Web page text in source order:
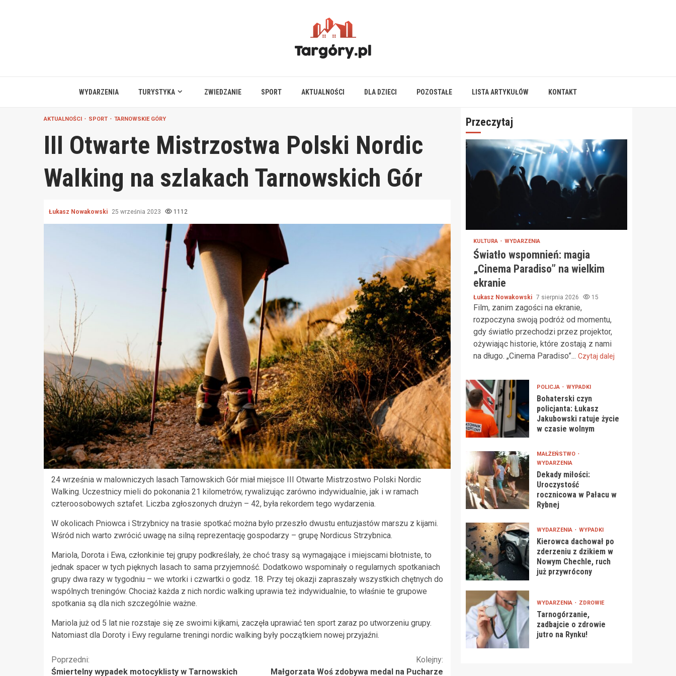
WYDARZENIA TURYSTYKA ZWIEDZANIE SPORT AKTUALNOŚCI DLA DZIECI POZOSTAŁE LISTA ARTYKUŁÓW KONTAKT
AKTUALNOŚCI SPORT TARNOWSKIE GÓRY
III Otwarte Mistrzostwa Polski Nordic
Walking na szlakach Tarnowskich Gór
Łukasz Nowakowski 25 września 2023 1112
24 września w malowniczych lasach Tarnowskich Gór miał miejsce III Otwarte Mistrzostwo Polski Nordic
Walking. Uczestnicy mieli do pokonania 21 kilometrów, rywalizując zarówno indywidualnie, jak i w ramach
czteroosobowych sztafet. Liczba zgłoszonych drużyn – 42, była rekordem tego wydarzenia.
W okolicach Pniowca i Strzybnicy na trasie spotkać można było przeszło dwustu entuzjastów marszu z kijami.
Wśród nich warto zwrócić uwagę na silną reprezentację gospodarzy – grupę Nordicus Strzybnica.
Mariola, Dorota i Ewa, członkinie tej grupy podkreślały, że choć trasy są wymagające i miejscami błotniste, to
jednak spacer w tych pięknych lasach to sama przyjemność. Dodatkowo wspominały o regularnych spotkaniach
grupy dwa razy w tygodniu – we wtorki i czwartki o godz. 18. Przy tej okazji zapraszały wszystkich chętnych do
wspólnych treningów. Chociaż każda z nich nordic walking uprawia też indywidualnie, to właśnie te grupowe
spotkania są dla nich szczególnie ważne.
Mariola już od 5 lat nie rozstaje się ze swoimi kijkami, zaczęła uprawiać ten sport zaraz po utworzeniu grupy.
Natomiast dla Doroty i Ewy regularne treningi nordic walking były początkiem nowej przyjaźni.
Kontynuuj
Poprzedni:
Śmiertelny wypadek motocyklisty w Tarnowskich
Kolejny:
Małgorzata Woś zdobywa medal na Pucharze
Przeczytaj
KULTURA WYDARZENIA
Światło wspomnień: magia
„Cinema Paradiso” na wielkim
ekranie
Łukasz Nowakowski 7 sierpnia 2026 15
Film, zanim zagości na ekranie,
rozpoczyna swoją podróż od momentu,
gdy światło przechodzi przez projektor,
ożywiając historie, które zostają z nami
na długo. „Cinema Paradiso”... Czytaj dalej
POLICJA WYPADKI
Bohaterski czyn
policjanta: Łukasz
Jakubowski ratuje życie
w czasie wolnym
MAŁŻEŃSTWO
WYDARZENIA
Dekady miłości:
Uroczystość
rocznicowa w Pałacu w
Rybnej
WYDARZENIA WYPADKI
Kierowca dachował po
zderzeniu z dzikiem w
Nowym Chechle, ruch
już przywrócony
WYDARZENIA ZDROWIE
Tarnogórzanie,
zadbajcie o zdrowie
jutro na Rynku!